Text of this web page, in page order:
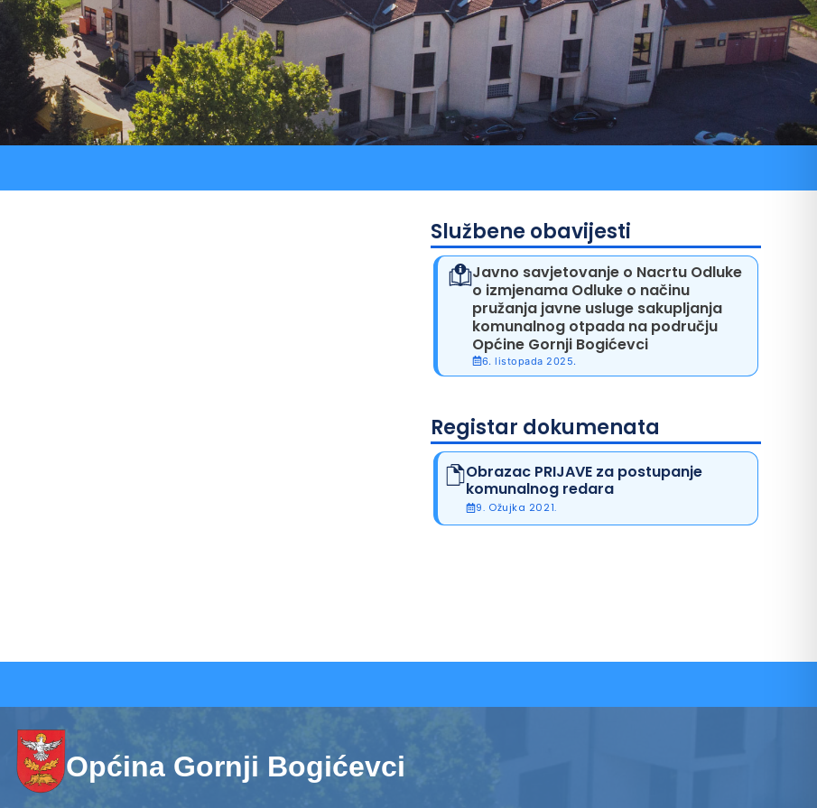
Procedure
Registar ugovora
Službeni glasnik
Javni pozivi
LU “Sokol”
ŠK “Bedem”
Udruga Umirovljenika
Udruga žena “Lan”
Službene obavijesti
Javno savjetovanje o Nacrtu Odluke
o izmjenama Odluke o načinu
pružanja javne usluge sakupljanja
komunalnog otpada na području
Općine Gornji Bogićevci
6. listopada 2025.
Registar dokumenata
Obrazac PRIJAVE za postupanje
komunalnog redara
9. Ožujka 2021.
Općina Gornji Bogićevci